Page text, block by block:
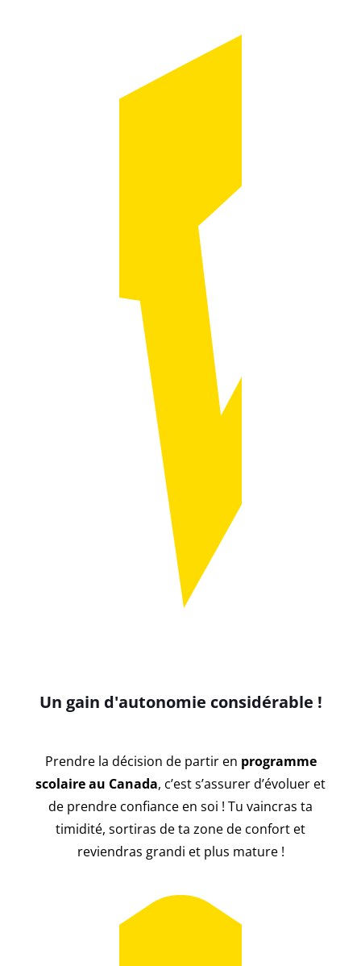
Un gain d'autonomie considérable !
Prendre la décision de partir en programme
scolaire au Canada, c’est s’assurer d’évoluer et
de prendre confiance en soi ! Tu vaincras ta
timidité, sortiras de ta zone de confort et
reviendras grandi et plus mature !